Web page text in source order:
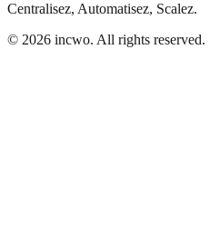
Centralisez, Automatisez, Scalez.
© 2026 incwo. All rights reserved.